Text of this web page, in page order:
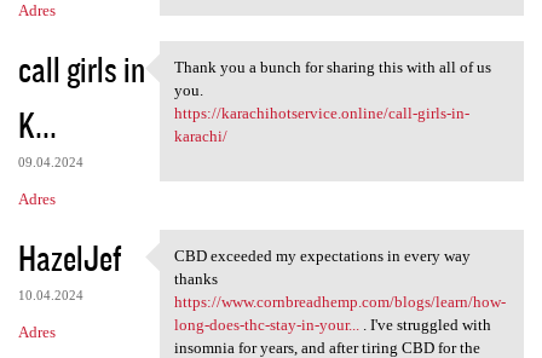
Adres
call girls in
K...
09.04.2024
Adres
Thank you a bunch for sharing
Thank you a bunch for sharing this with all of us
you.
https://karachihotservice.online/call-girls-in-
karachi/
HazelJef
10.04.2024
Adres
CBD exceeded my expectations
CBD exceeded my expectations in every way
thanks
https://www.cornbreadhemp.com/blogs/learn/how-
long-does-thc-stay-in-your...
. I've struggled with
insomnia for years, and after tiring CBD for the